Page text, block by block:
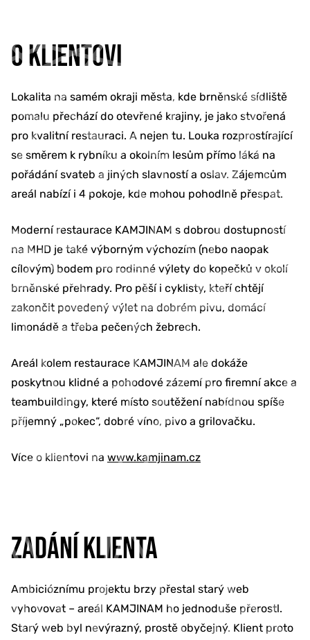
O KLIENTOVI
Lokalita na samém okraji města, kde brněnské sídliště
pomalu přechází do otevřené krajiny, je jako stvořená
pro kvalitní restauraci. A nejen tu. Louka rozprostírající
se směrem k rybníku a okolním lesům přímo láká na
pořádání svateb a jiných slavností a oslav. Zájemcům
areál nabízí i 4 pokoje, kde mohou pohodlně přespat.
Moderní restaurace KAMJINAM s dobrou dostupností
na MHD je také výborným výchozím (nebo naopak
cílovým) bodem pro rodinné výlety do kopečků v okolí
brněnské přehrady. Pro pěší i cyklisty, kteří chtějí
zakončit povedený výlet na dobrém pivu, domácí
limonádě a třeba pečených žebrech.
Areál kolem restaurace KAMJINAM ale dokáže
poskytnou klidné a pohodové zázemí pro firemní akce a
teambuildingy, které místo soutěžení nabídnou spíše
příjemný „pokec“, dobré víno, pivo a grilovačku.
Více o klientovi na www.kamjinam.cz
ZADÁNÍ KLIENTA
Ambicióznímu projektu brzy přestal starý web
vyhovovat – areál KAMJINAM ho jednoduše přerostl.
Starý web byl nevýrazný, prostě obyčejný. Klient proto